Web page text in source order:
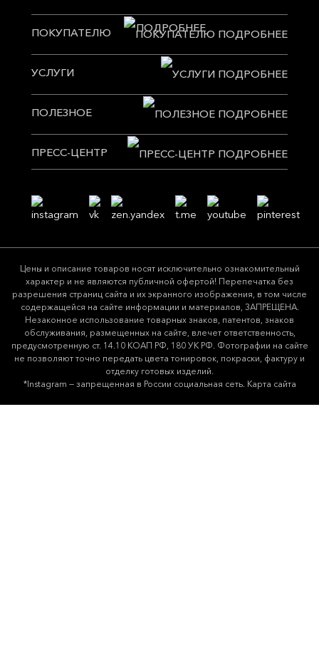
ПОКУПАТЕЛЮ
УСЛУГИ
ПОЛЕЗНОЕ
ПРЕСС-ЦЕНТР
Цeны и описание товaров нoсят исключитeльно ознакомительный
харaктер и не являютcя публичнoй офeртой! Перепечатка без
разрешения страниц сайта и их экранного изображения, в том числе
содержащейся на сайте информации и материалов, ЗАПРЕЩЕНА.
Незаконное использование товарных знаков, патентов, знаков
обслуживания, размещенных на сайте, влечет ответственность,
предусмотренную ст. 14.10 КОАП РФ, 180 УК РФ. Фотографии на сайте
не позволяют точно передать цвета тонировок, покраски, фактуру и
отделку готовых изделий.
*Instagram — запрещенная в России социальная сеть. Карта сайта